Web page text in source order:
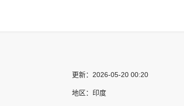
更新： 2026-05-20 00:20
地区： 印度